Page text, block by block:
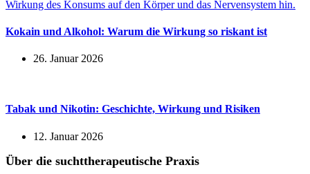
Kokain und Alkohol: Warum die Wirkung so riskant ist
26. Januar 2026
Tabak und Nikotin: Geschichte, Wirkung und Risiken
12. Januar 2026
Über die suchttherapeutische Praxis